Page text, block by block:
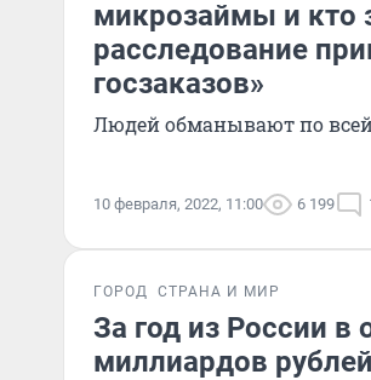
микрозаймы и кто
расследование
госзаказов»
Людей
10 февраля, 2022, 11:00 6 199
ГОРОД СТРАНА И МИР
За год из России
миллиардов рублей